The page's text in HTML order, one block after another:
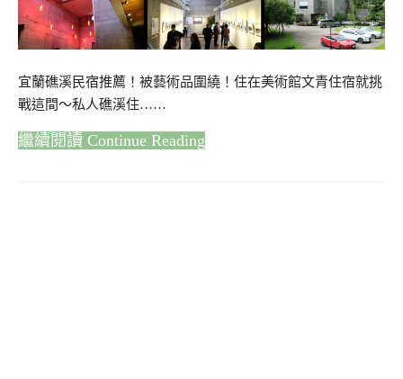
宜蘭礁溪民宿推薦！被藝術品圍繞！住在美術館文青住宿就挑
戰這間～私人礁溪住……
Continue Reading